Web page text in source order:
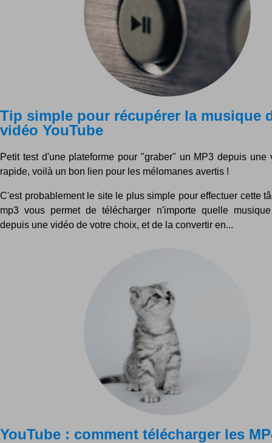
Tip simple pour récupérer la musique
vidéo YouTube
Petit test d'une plateforme pour "graber" un MP3 depuis une
rapide, voilà un bon lien pour les mélomanes avertis !
C'est probablement le site le plus simple pour effectuer cette
mp3 vous permet de télécharger n'importe quelle
depuis une vidéo de votre choix, et de la convertir en...
YouTube : comment télécharger les